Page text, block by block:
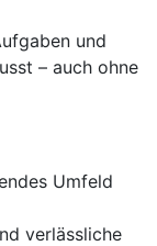
und
– auch ohne
Umfeld
verlässliche